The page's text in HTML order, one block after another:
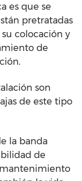
es que se
pretratadas
colocación y
de
son
de este tipo
la banda
de